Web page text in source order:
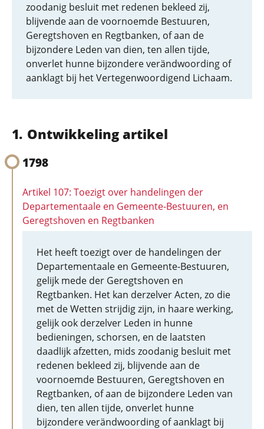
zoodanig besluit met redenen bekleed zij,
blijvende aan de voornoemde Bestuuren,
Geregtshoven en Regtbanken, of aan de
bijzondere Leden van dien, ten allen tijde,
onverlet hunne bijzondere verändwoording of
aanklagt bij het Vertegenwoordigend Lichaam.
Ontwikkeling artikel
1798
Artikel 107: Toezigt over handelingen der
Departementaale en Gemeente-Bestuuren, en
Geregtshoven en Regtbanken
Het heeft toezigt over de handelingen der
Departementaale en Gemeente-Bestuuren,
gelijk mede der Geregtshoven en
Regtbanken. Het kan derzelver Acten, zo die
met de Wetten strijdig zijn, in haare werking,
gelijk ook derzelver Leden in hunne
bedieningen, schorsen, en de laatsten
daadlijk afzetten, mids zoodanig besluit met
redenen bekleed zij, blijvende aan de
voornoemde Bestuuren, Geregtshoven en
Regtbanken, of aan de bijzondere Leden van
dien, ten allen tijde, onverlet hunne
bijzondere verändwoording of aanklagt bij